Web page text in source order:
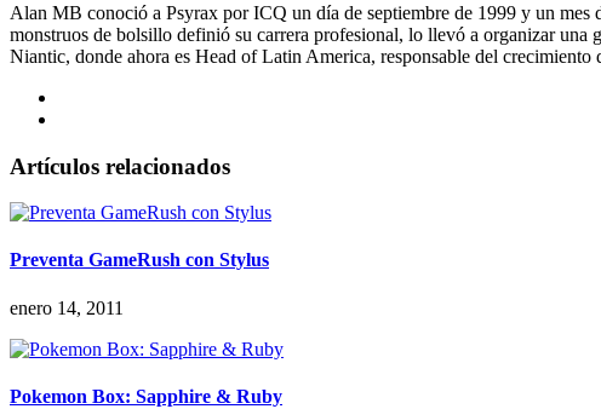
Alan MB conoció a Psyrax por ICQ un día de septiembre de 1999 y un mes
monstruos de bolsillo definió su carrera profesional, lo llevó a organizar una
Niantic, donde ahora es Head of Latin America, responsable del crecimiento
Artículos relacionados
Preventa GameRush con Stylus
enero 14, 2011
Pokemon Box: Sapphire & Ruby